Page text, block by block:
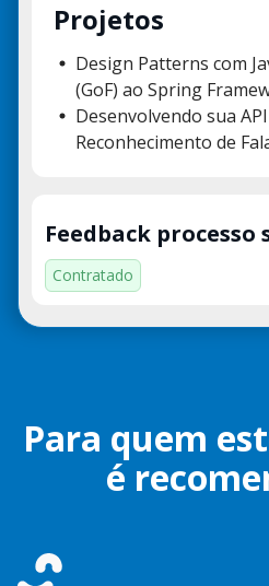
Projetos
Design Patterns com
(GoF) ao Spring
Desenvolvendo sua
Reconhecimento de
Feedback processo
Contratado
Para quem
é